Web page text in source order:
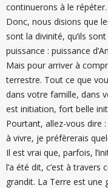
continuerons à le répéter.
Donc, nous disions que
sont la divinité, qu’ils
puissance : puissance
Mais pour arriver à
terrestre. Tout ce que
dans votre famille, dans
est initiation, fort belle
Pourtant, allez-vous dire
à vivre, je préfèrerais
Il est vrai que, parfois,
l’a été dit, c’est à travers
grandit. La Terre est une